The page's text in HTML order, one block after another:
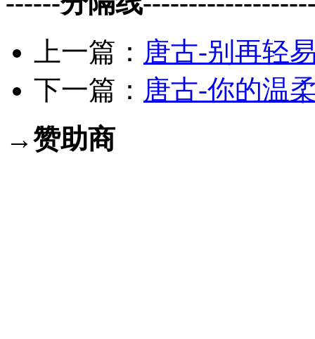
上一篇： 唐古-别再轻
下一篇： 唐古-你的温
→赞助商